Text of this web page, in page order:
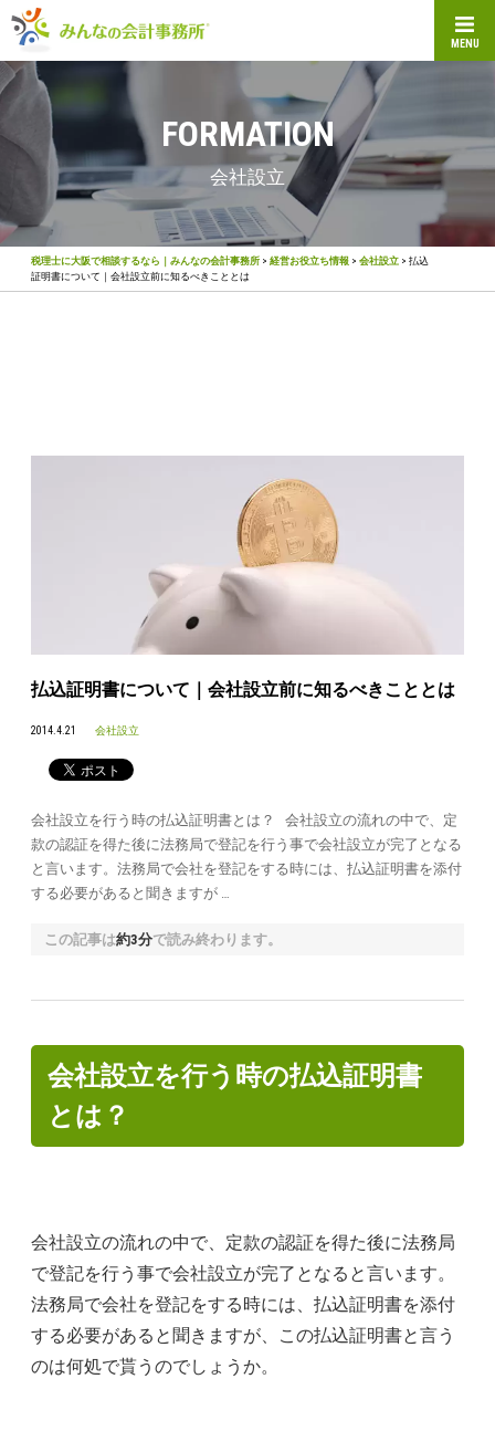
MENU
FORMATION
会社設立
税理士に大阪で相談するなら｜みんなの会計事務所 > 経営お役立ち情報 > 会社設立 > 払込
証明書について｜会社設立前に知るべきこととは
払込証明書について｜会社設立前に知るべきこととは
2014.4.21 会社設立
会社設立を行う時の払込証明書とは？ 会社設立の流れの中で、定
款の認証を得た後に法務局で登記を行う事で会社設立が完了となる
と言います。法務局で会社を登記をする時には、払込証明書を添付
する必要があると聞きますが …
この記事は約3分で読み終わります。
会社設立を行う時の払込証明書
とは？
会社設立の流れの中で、定款の認証を得た後に法務局
で登記を行う事で会社設立が完了となると言います。
法務局で会社を登記をする時には、払込証明書を添付
する必要があると聞きますが、この払込証明書と言う
のは何処で貰うのでしょうか。